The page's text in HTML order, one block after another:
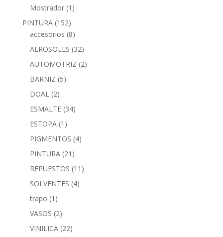
Mostrador (1)
PINTURA (152)
accesorios (8)
AEROSOLES (32)
AUTOMOTRIZ (2)
BARNIZ (5)
DOAL (2)
ESMALTE (34)
ESTOPA (1)
PIGMENTOS (4)
PINTURA (21)
REPUESTOS (11)
SOLVENTES (4)
trapo (1)
VASOS (2)
VINILICA (22)